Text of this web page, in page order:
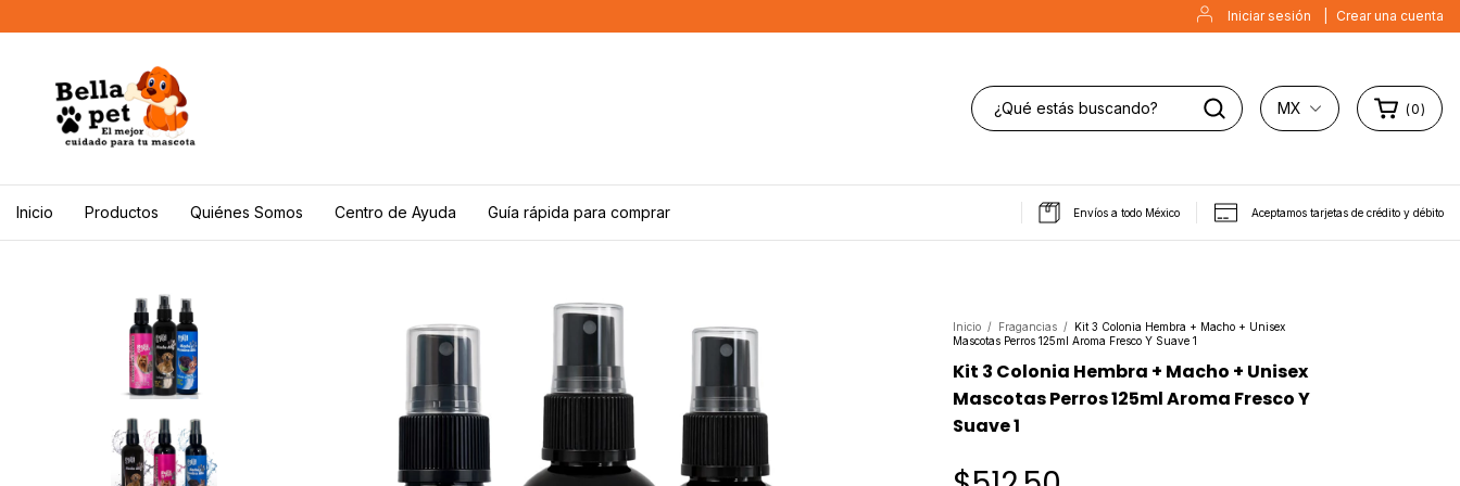
Iniciar sesión Crear una cuenta
MX (0)
Inicio Productos Quiénes Somos Centro de Ayuda Guía rápida para comprar Envíos a todo México Aceptamos tarjetas de crédito y débito
Inicio / Fragancias / Kit 3 Colonia Hembra + Macho + Unisex
Mascotas Perros 125ml Aroma Fresco Y Suave 1
Kit 3 Colonia Hembra + Macho + Unisex
Mascotas Perros 125ml Aroma Fresco Y
Suave 1